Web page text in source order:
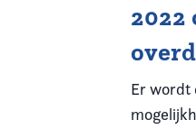
2022
Er wordt